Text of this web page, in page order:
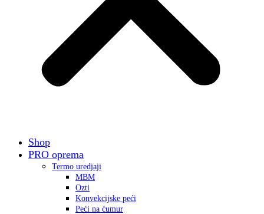
Shop
PRO oprema
Termo uredjaji
MBM
Ozti
Konvekcijske peći
Peći na ćumur